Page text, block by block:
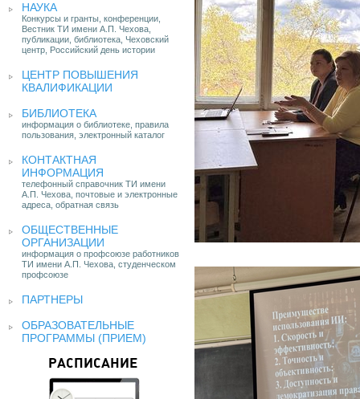
НАУКА
Конкурсы и гранты, конференции,
Вестник ТИ имени А.П. Чехова,
публикации, библиотека, Чеховский
центр, Российский день истории
ЦЕНТР ПОВЫШЕНИЯ
КВАЛИФИКАЦИИ
БИБЛИОТЕКА
информация о библиотеке, правила
пользования, электронный каталог
КОНТАКТНАЯ
ИНФОРМАЦИЯ
телефонный справочник ТИ имени
А.П. Чехова, почтовые и электронные
адреса, обратная связь
ОБЩЕСТВЕННЫЕ
ОРГАНИЗАЦИИ
информация о профсоюзе работников
ТИ имени А.П. Чехова, студенческом
профсоюзе
ПАРТНЕРЫ
ОБРАЗОВАТЕЛЬНЫЕ
ПРОГРАММЫ (ПРИЕМ)
РАСПИСАНИЕ